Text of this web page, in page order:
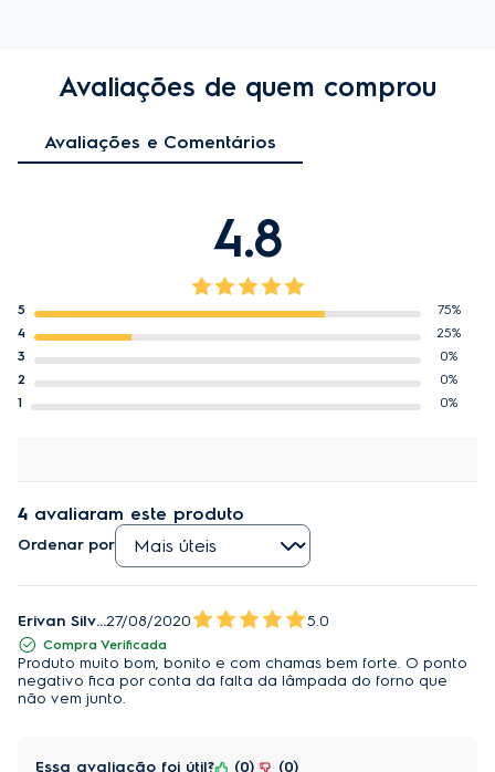
Avaliações de quem comprou
Avaliações e Comentários
4.8
5
75%
4
25%
3
0%
2
0%
1
0%
4 avaliaram este produto
Ordenar por
Erivan Silva27/08/2020 5.0
Compra Verificada
Produto muito bom, bonito e com chamas bem forte. O ponto
negativo fica por conta da falta da lâmpada do forno que
não vem junto.
Essa avaliação foi útil? 0 0